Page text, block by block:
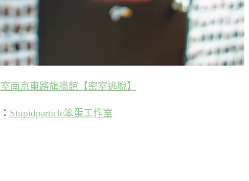
南京東路旗艦館【密室逃脫】
Stupidparticle笨蛋工作室